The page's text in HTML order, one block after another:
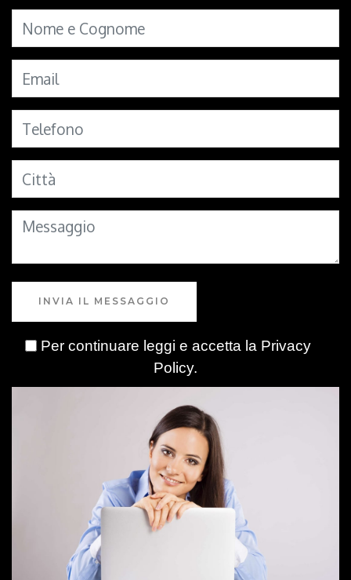
INVIA IL MESSAGGIO
Per continuare leggi e accetta la Privacy
Policy.